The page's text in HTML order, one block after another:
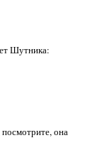
Шутника:
она